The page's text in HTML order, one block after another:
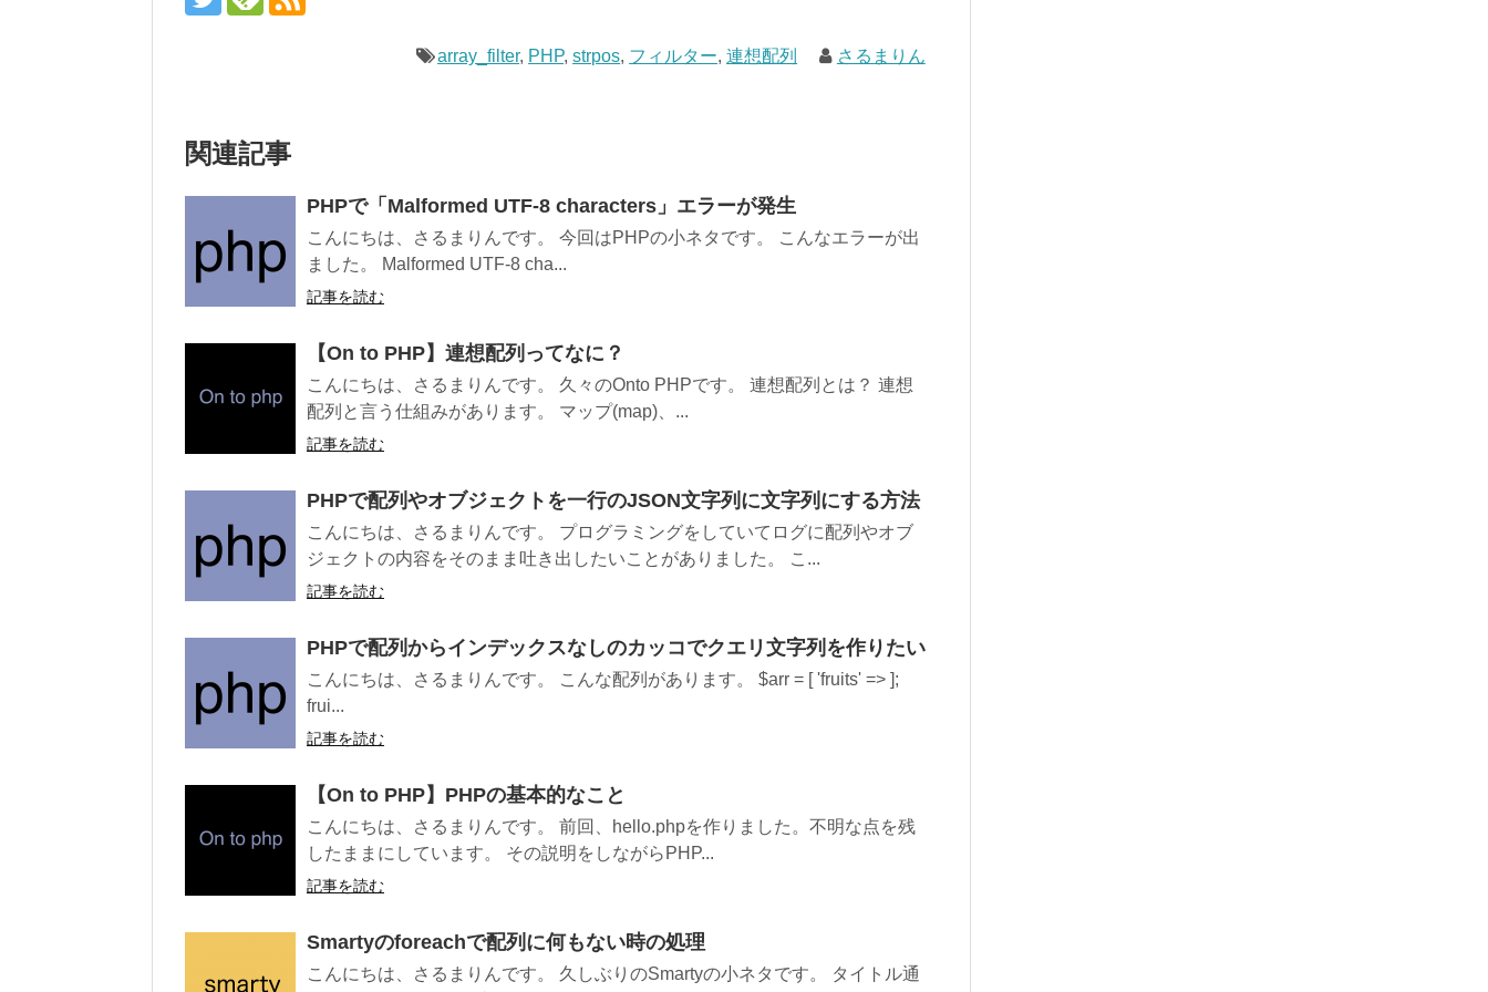
array_filter, PHP,strpos, フィルター,連想配列 さるまりん
関連記事
PHPで「Malformed UTF-8 characters」エラーが発生
こんにちは、さるまりんです。 今回はPHPの小ネタです。 こんなエラーが出
ました。 Malformed UTF-8 cha...
記事を読む
【On to PHP】連想配列ってなに？
こんにちは、さるまりんです。 久々のOnto PHPです。 連想配列とは？ 連想
配列と言う仕組みがあります。 マップ(map)、...
記事を読む
PHPで配列やオブジェクトを一行のJSON文字列に文字列にする方法
こんにちは、さるまりんです。 プログラミングをしていてログに配列やオブ
ジェクトの内容をそのまま吐き出したいことがありました。 こ...
記事を読む
PHPで配列からインデックスなしのカッコでクエリ文字列を作りたい
こんにちは、さるまりんです。 こんな配列があります。 $arr = [ 'fruits' => ];
frui...
記事を読む
【On to PHP】PHPの基本的なこと
こんにちは、さるまりんです。 前回、hello.phpを作りました。不明な点を残
したままにしています。 その説明をしながらPHP...
記事を読む
Smartyのforeachで配列に何もない時の処理
こんにちは、さるまりんです。 久しぶりのSmartyの小ネタです。 タイトル通